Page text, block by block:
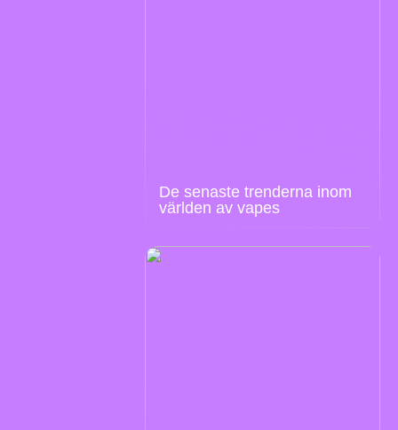
De senaste trenderna inom
världen av vapes